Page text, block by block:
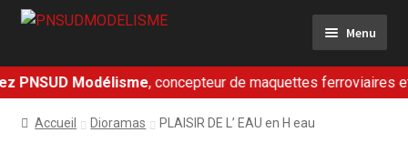
Aller
navigation
Aller
Menu
Ferroviaire
PNSUD Modélisme, concepteur de maquettes ferroviaires
Accueil Dioramas PLAISIR DE L’ EAU en H eau